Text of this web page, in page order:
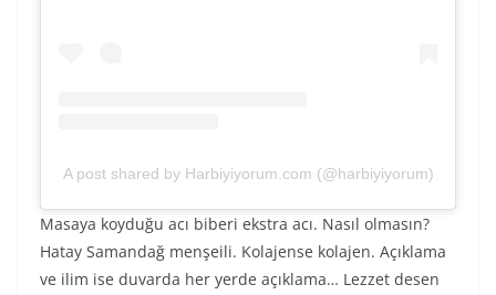
A post shared by Harbiyiyorum.com (@harbiyiyorum)
Masaya koyduğu acı biberi ekstra acı. Nasıl olmasın?
Hatay Samandağ menşeili. Kolajense kolajen. Açıklama
ve ilim ise duvarda her yerde açıklama… Lezzet desen